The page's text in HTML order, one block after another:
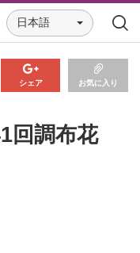
日本語
シェア お気に入り
回調布花